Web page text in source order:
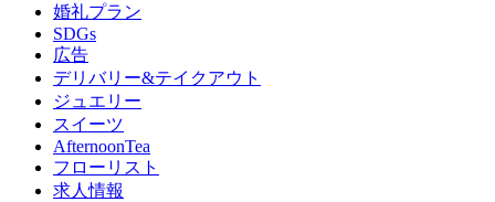
婚礼プラン
SDGs
広告
デリバリー&テイクアウト
ジュエリー
スイーツ
AfternoonTea
フローリスト
求人情報